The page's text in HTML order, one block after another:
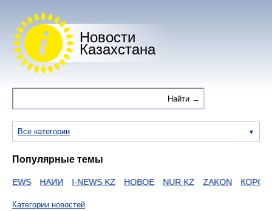
Новости
Казахстана
Все категории
Популярные темы
НАИИ I-NEWS KZ НОВОЕ NUR KZ ZAKON
Категории новостей